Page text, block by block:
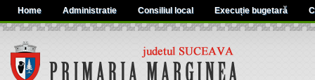
Home Administratie Consiliul local Execuție bugetară